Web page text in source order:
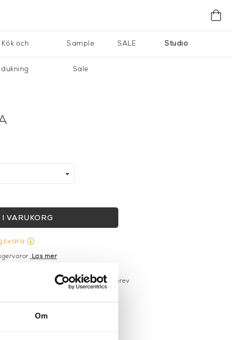
Om
Studio
Kök och
dukning
Sample
Sale
SALE
I VARUKORG
Läs mer
du registrerar dig för vårt nyhetsbrev